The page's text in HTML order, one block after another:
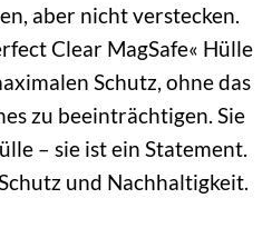
aber nicht verstecken.
Clear MagSafe« Hülle
Schutz, ohne das
zu beeinträchtigen. Sie
– sie ist ein Statement.
und Nachhaltigkeit.